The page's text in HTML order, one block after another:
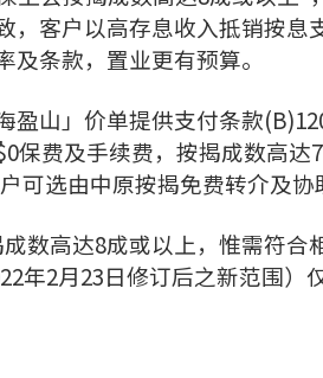
，客户以高存息收入抵销按息
条款，置业更有预算。
盈山」价单提供支付条款
保费及手续费，按揭成数高达
可选由中原按揭免费转介及协
数高达8成或以上，惟需符
年2月23日修订后之新范围